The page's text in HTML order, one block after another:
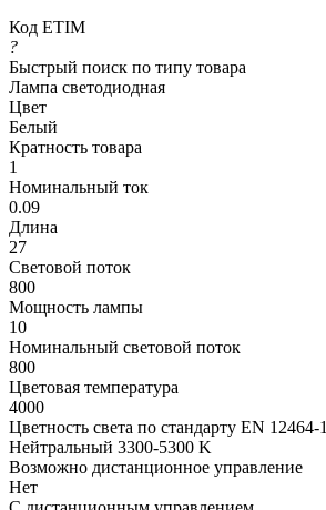
Код ETIM
?
Быстрый поиск по типу товара
Лампа светодиодная
Цвет
Белый
Кратность товара
1
Номинальный ток
0.09
Длина
27
Световой поток
800
Мощность лампы
10
Номинальный световой поток
800
Цветовая температура
4000
Цветность света по стандарту EN 12464-1
Нейтральный 3300-5300 K
Возможно дистанционное управление
Нет